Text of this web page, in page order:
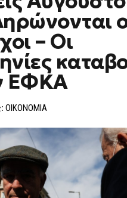
ΑΥΓΟΎΣΤΟΥ:
ΠΌΤΕ
ΠΛΗΡΏΝΟΝΤΑΙ
ΟΙ
ΔΙΚΑΙΟΎΧΟΙ
ΟΙ
ΗΜΕΡΟΜΗΝΊΕΣ
ΚΑΤΑΒΟΛΉΣ
ΑΠΌ
ΕΦΚΑ
– Οι
ΕΦΚΑ
ΟΙΚΟΝΟΜΙΑ